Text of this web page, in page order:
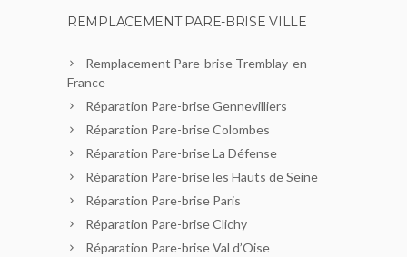
REMPLACEMENT PARE-BRISE VILLE
Remplacement Pare-brise Tremblay-en-
France
Réparation Pare-brise Gennevilliers
Réparation Pare-brise Colombes
Réparation Pare-brise La Défense
Réparation Pare-brise les Hauts de Seine
Réparation Pare-brise Paris
Réparation Pare-brise Clichy
Réparation Pare-brise Val d’Oise